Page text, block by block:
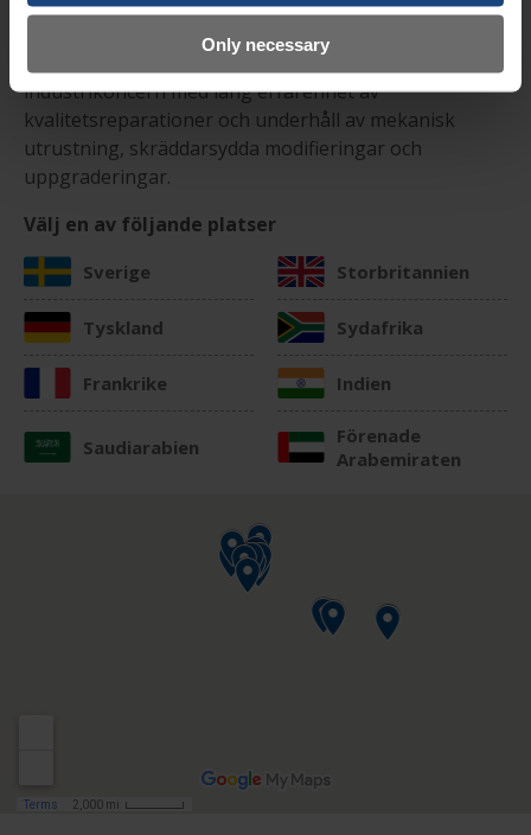
Only necessary
VÄRLDEN ÖVER
Metalock Engineering är en världsomspännande
industrikoncern med lång erfarenhet av
kvalitetsreparationer och underhåll av mekanisk
utrustning, skräddarsydda modifieringar och
uppgraderingar.
Välj en av följande platser
Sverige Storbritannien
Tyskland Sydafrika
Frankrike Indien
Saudiarabien
Förenade
Arabemiraten